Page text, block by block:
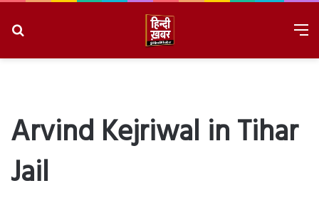
Arvind Kejriwal in Tihar
Jail